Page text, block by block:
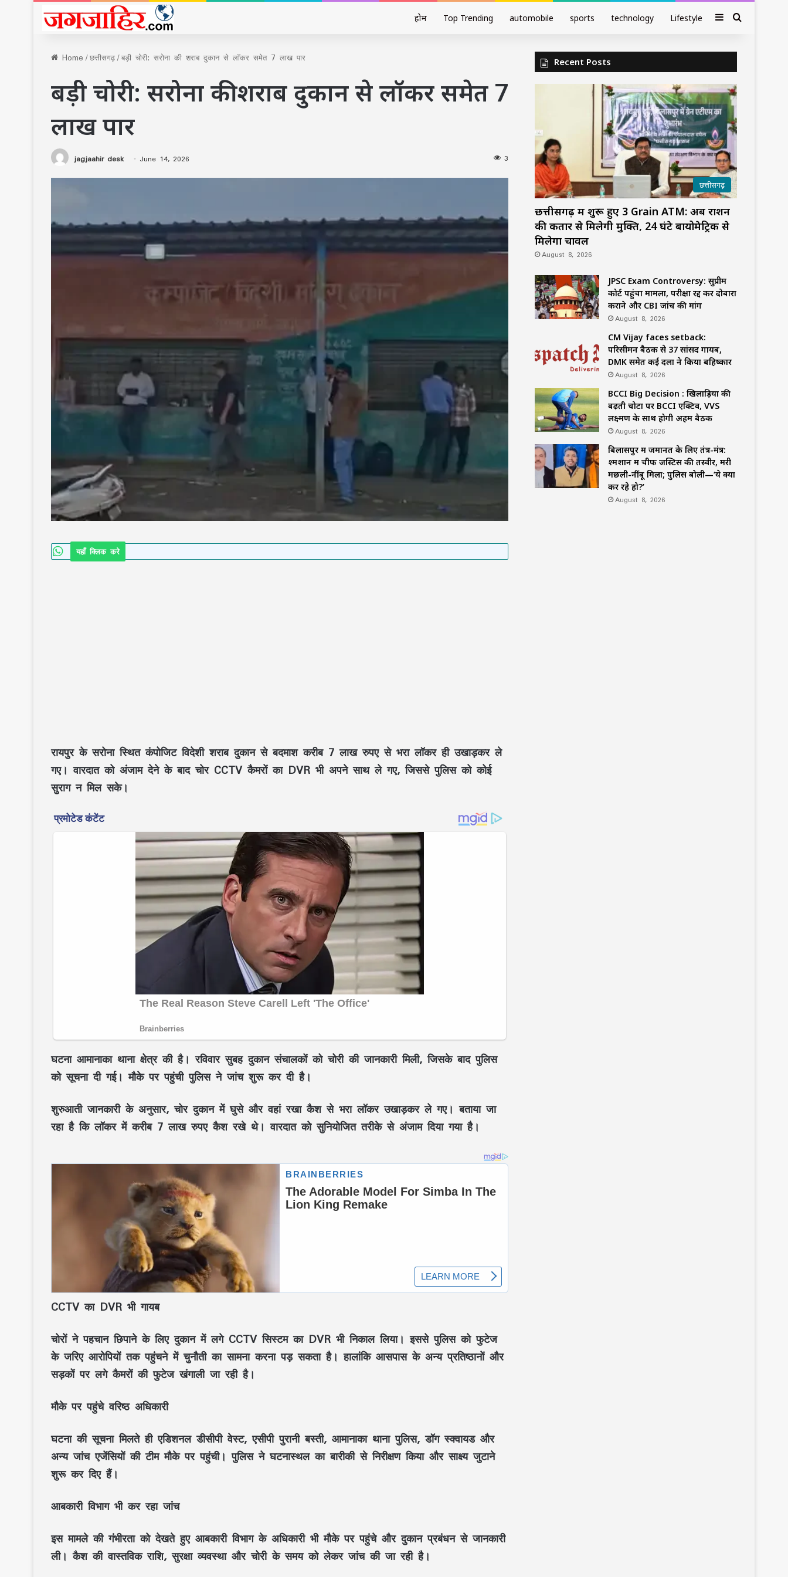
होम Top Trending automobile sports technology Lifestyle SidebarSearch
Home/छत्तीसगढ़/बड़ी चोरी: सरोना की शराब दुकान से लॉकर समेत 7 लाख पार
बड़ी चोरी: सरोना की शराब दुकान से लॉकर समेत 7
लाख पार
jagjaahir desk June 14, 2026 3
यहाँ क्लिक करे
रायपुर के सरोना स्थित कंपोजिट विदेशी शराब दुकान से बदमाश करीब 7 लाख रुपए से भरा लॉकर ही उखाड़कर ले
गए। वारदात को अंजाम देने के बाद चोर CCTV कैमरों का DVR भी अपने साथ ले गए, जिससे पुलिस को कोई
सुराग न मिल सके।
घटना आमानाका थाना क्षेत्र की है। रविवार सुबह दुकान संचालकों को चोरी की जानकारी मिली, जिसके बाद पुलिस
को सूचना दी गई। मौके पर पहुंची पुलिस ने जांच शुरू कर दी है।
शुरुआती जानकारी के अनुसार, चोर दुकान में घुसे और वहां रखा कैश से भरा लॉकर उखाड़कर ले गए। बताया जा
रहा है कि लॉकर में करीब 7 लाख रुपए कैश रखे थे। वारदात को सुनियोजित तरीके से अंजाम दिया गया है।
CCTV का DVR भी गायब
चोरों ने पहचान छिपाने के लिए दुकान में लगे CCTV सिस्टम का DVR भी निकाल लिया। इससे पुलिस को फुटेज
के जरिए आरोपियों तक पहुंचने में चुनौती का सामना करना पड़ सकता है। हालांकि आसपास के अन्य प्रतिष्ठानों और
सड़कों पर लगे कैमरों की फुटेज खंगाली जा रही है।
मौके पर पहुंचे वरिष्ठ अधिकारी
घटना की सूचना मिलते ही एडिशनल डीसीपी वेस्ट, एसीपी पुरानी बस्ती, आमानाका थाना पुलिस, डॉग स्क्वायड और
अन्य जांच एजेंसियों की टीम मौके पर पहुंची। पुलिस ने घटनास्थल का बारीकी से निरीक्षण किया और साक्ष्य जुटाने
शुरू कर दिए हैं।
आबकारी विभाग भी कर रहा जांच
इस मामले की गंभीरता को देखते हुए आबकारी विभाग के अधिकारी भी मौके पर पहुंचे और दुकान प्रबंधन से जानकारी
ली। कैश की वास्तविक राशि, सुरक्षा व्यवस्था और चोरी के समय को लेकर जांच की जा रही है।
की कतार से मिलेगी मुक्ति, 24 घंटे बायोमेट्रिक से
मिलेगा चावल
Recent Posts
छत्तीसगढ़
छत्तीसगढ़ में शुरू हुए 3 Grain ATM: अब राशन
की कतार से मिलेगी मुक्ति, 24 घंटे बायोमेट्रिक से
मिलेगा चावल
August 8, 2026
JPSC Exam Controversy: सुप्रीम
कोर्ट पहुंचा मामला, परीक्षा रद्द कर दोबारा
कराने और CBI जांच की मांग
August 8, 2026
CM Vijay faces setback:
परिसीमन बैठक से 37 सांसद गायब,
DMK समेत कई दलों ने किया बहिष्कार
August 8, 2026
BCCI Big Decision : खिलाड़ियों की
बढ़ती चोटों पर BCCI एक्टिव, VVS
लक्ष्मण के साथ होगी अहम बैठक
August 8, 2026
बिलासपुर में जमानत के लिए तंत्र-मंत्र:
श्मशान में चीफ जस्टिस की तस्वीर, मरी
मछली-नींबू मिला; पुलिस बोली—‘ये क्या
कर रहे हो?’
August 8, 2026